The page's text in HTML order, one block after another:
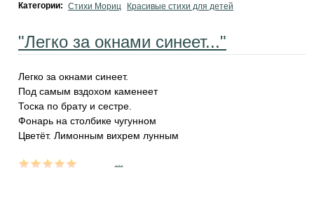
Категории: Стихи Мориц Красивые стихи для детей
"Легко за окнами синеет..."
Легко за окнами синеет.
Под самым вздохом каменеет
Тоска по брату и сестре.
Фонарь на столбике чугунном
Цветёт. Лимонным вихрем лунным